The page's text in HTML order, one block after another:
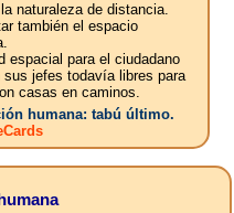
naturaleza de distancia.
también el espacio
espacial para el ciudadano
jefes todavía libres para
casas en caminos.
humana: tabú último.